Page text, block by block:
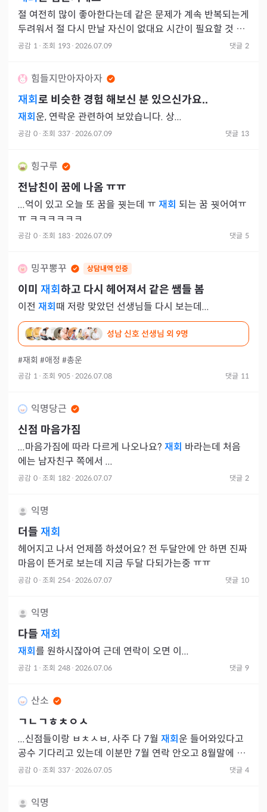
절 여전히 많이 좋아한다는데 같은 문제가 계속 반복되는게
두려워서 절 다시 만날 자신이 없대요 시간이 필요할 것 같
다는데 전 자신이 없고....그냥 항상 옆에 있을 줄 알았는데
공감 1 · 조회 193 · 2026.07.09 댓글 2
힘들지만아자아자
재회 로 비슷한 경험 해보신 분 있으신가요..
재회운, 연락운 관련하여 보았습니다. 상...
공감 0 · 조회 337 · 2026.07.09 댓글 13
힝구루
전남친이 꿈에 나옴 ㅠㅠ
...억이 있고 오늘 또 꿈을 꿧는데 ㅠ 재회 되는 꿈 꿧어여ㅠ
ㅠ ㅋㅋㅋㅋㅋㅋ
공감 0 · 조회 183 · 2026.07.09 댓글 5
밍꾸뽕꾸 상담내역 인증
이미 재회 하고 다시 헤어져서 같은 쌤들 봄
이전 재회 때 저랑 맞았던 선생님들 다시 보는데...
성남 신호 선생님 외 9명
#재회 #애정 #총운
공감 1 · 조회 905 · 2026.07.08 댓글 11
익명당근
신점 마음가짐
...마음가짐에 따라 다르게 나오나요? 재회 바라는데 처음
에는 남자친구 쪽에서 ...
공감 0 · 조회 182 · 2026.07.07 댓글 2
익명
더들 재회
헤어지고 나서 언제쯤 하셨어요? 전 두달안에 안 하면 진짜
마음이 뜬거로 보는데 지금 두달 다되가는중 ㅠㅠ
공감 0 · 조회 254 · 2026.07.07 댓글 10
익명
다들 재회
재회 를 원하시잖아여 근데 연락이 오면 이...
공감 1 · 조회 248 · 2026.07.06 댓글 9
산소
ㄱㄴㄱㅎㅊㅇㅅ
...신점들이랑 ㅂㅊㅅㅂ, 사주 다 7월 재회운 들어와있다고
공수 기다리고 있는데 이분만 7월 연락 안오고 8월말에 온
다고 ㅜㅜㅜ
공감 0 · 조회 337 · 2026.07.05 댓글 4
익명